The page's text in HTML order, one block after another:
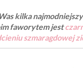
kilka
faworytem jest
szmaragdowej